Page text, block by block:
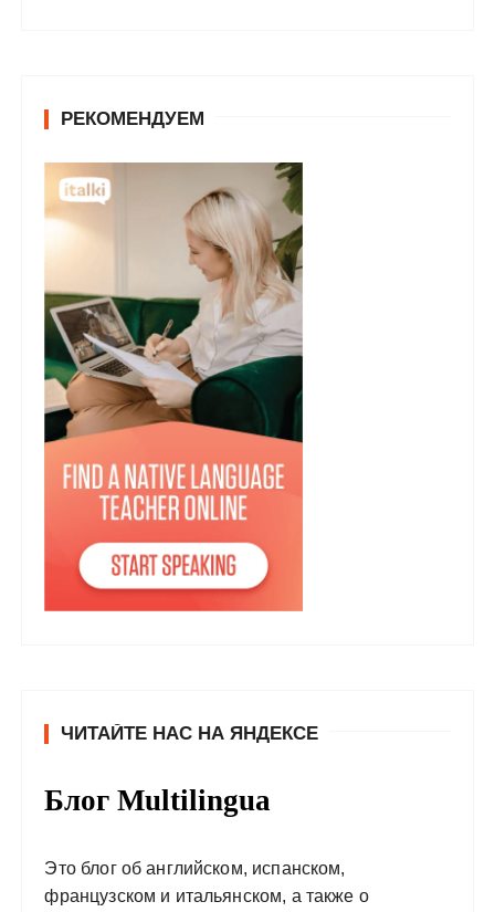
РЕКОМЕНДУЕМ
ЧИТАЙТЕ НАС НА ЯНДЕКСЕ
Блог Multilingua
Это блог об английском, испанском,
французском и итальянском, а также о